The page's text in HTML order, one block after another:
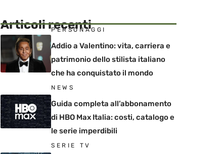
Articoli recenti
PERSONAGGI
Addio a Valentino: vita, carriera e
patrimonio dello stilista italiano
che ha conquistato il mondo
NEWS
Guida completa all’abbonamento
di HBO Max Italia: costi, catalogo e
le serie imperdibili
SERIE TV